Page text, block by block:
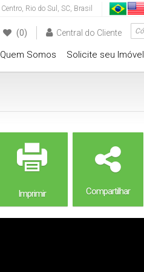
Centro, Rio do Sul , SC, Brasil
Central do Cliente
(0)
Solicite seu Imóvel
Quem Somos
Imprimir Compartilhar